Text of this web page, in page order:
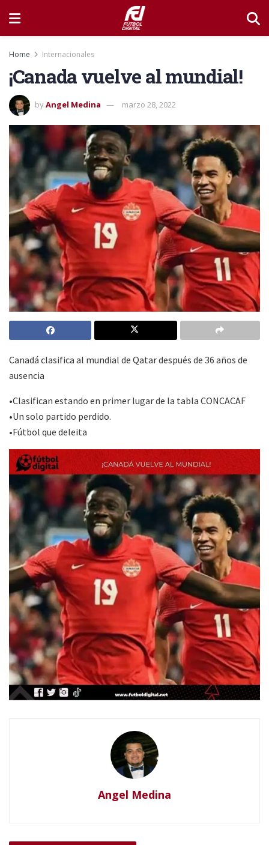
Home Internacionales
¡Canada vuelve al mundial!
byAngel Medina marzo 28, 2022
Canadá clasifica al mundial de Qatar después de 36 años de
ausencia
•Clasifican estando en primer lugar de la tabla CONCACAF
•Un solo partido perdido.
•Fútbol que deleita
Angel Medina